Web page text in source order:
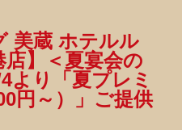
美蔵 ホテルル
】＜夏宴会の
より「夏プレミ
円～）」ご提供